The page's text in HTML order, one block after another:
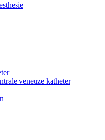
veneuze katheter